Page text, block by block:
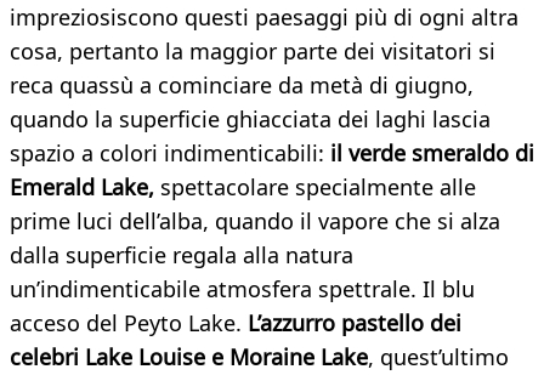
impreziosiscono questi paesaggi più di ogni altra
cosa, pertanto la maggior parte dei visitatori si
reca quassù a cominciare da metà di giugno,
quando la superficie ghiacciata dei laghi lascia
spazio a colori indimenticabili: il verde smeraldo di
Emerald Lake, spettacolare specialmente alle
prime luci dell’alba, quando il vapore che si alza
dalla superficie regala alla natura
un’indimenticabile atmosfera spettrale. Il blu
acceso del Peyto Lake. L’azzurro pastello dei
celebri Lake Louise e Moraine Lake, quest’ultimo